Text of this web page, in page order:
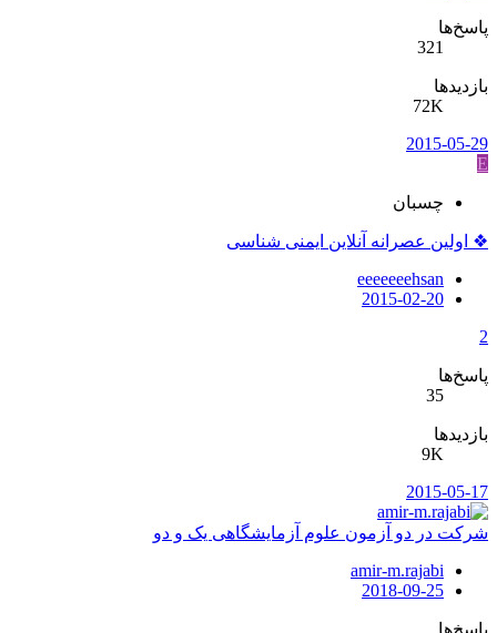
پاسخ‌ها
321
بازدیدها
72K
2015-05-29
E
چسبان
❖ اولین عصرانه آنلاین ایمنی شناسی
eeeeeeehsan
2015-02-20
2
پاسخ‌ها
35
بازدیدها
9K
2015-05-17
شرکت در دو آزمون علوم آزمایشگاهی یک و دو
amir-m.rajabi
2018-09-25